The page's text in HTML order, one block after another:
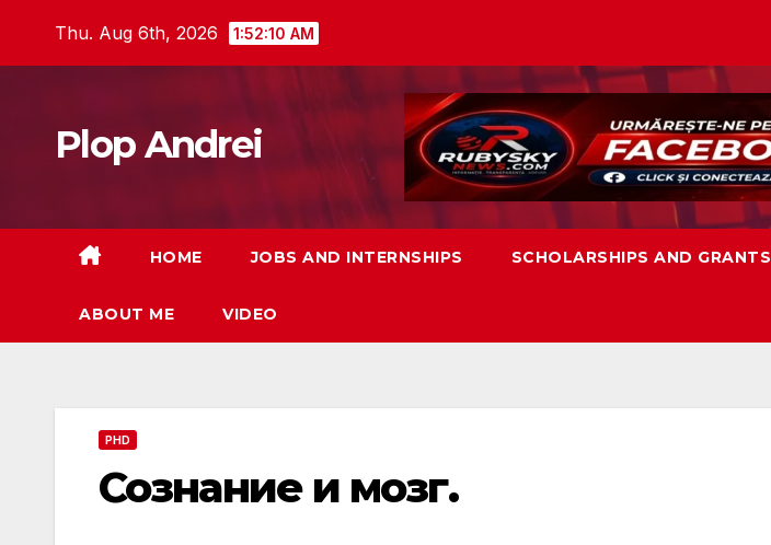
Thu. Aug 6th, 2026 1:52:11 AM
Plop Andrei
HOME JOBS AND INTERNSHIPS SCHOLARSHIPS AND GRANTS
ABOUT ME VIDEO
PHD
Сознание и мозг.